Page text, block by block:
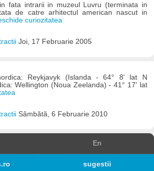
fata intrarii in muzeul Luvru (terminata in
de catre arhitectul american nascut in
curiozitatea
Joi, 17 Februarie 2005
Reykjavyk (Islanda - 64° 8' lat N
Wellington (Noua Zeelanda) - 41° 17' lat
Sâmbătă, 6 Februarie 2010
En
sugestii